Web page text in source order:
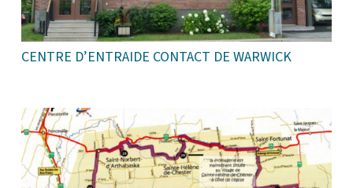
CENTRE D’ENTRAIDE CONTACT DE WARWICK